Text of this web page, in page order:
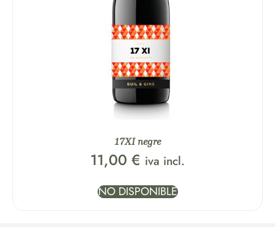
17XI negre
11,00 € iva incl.
NO DISPONIBLE